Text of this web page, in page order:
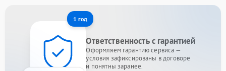
1 год
Ответственность с гарантией
Оформляем гарантию сервиса —
условия зафиксированы в договоре
и понятны заранее.